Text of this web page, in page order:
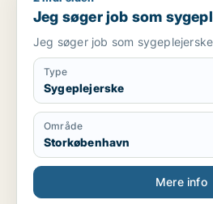
Jeg søger job som
Jeg søger job som sygeplejerske
Type
Sygeplejerske
Område
Storkøbenhavn
Mere info